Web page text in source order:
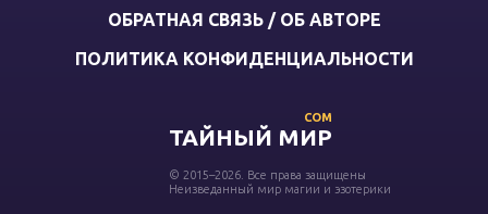
ОБРАТНАЯ СВЯЗЬ / ОБ АВТОРЕ
ПОЛИТИКА КОНФИДЕНЦИАЛЬНОСТИ
ТАЙНЫЙ МИР
COM
© 2015–2026. Все права защищены
Неизведанный мир магии и эзотерики